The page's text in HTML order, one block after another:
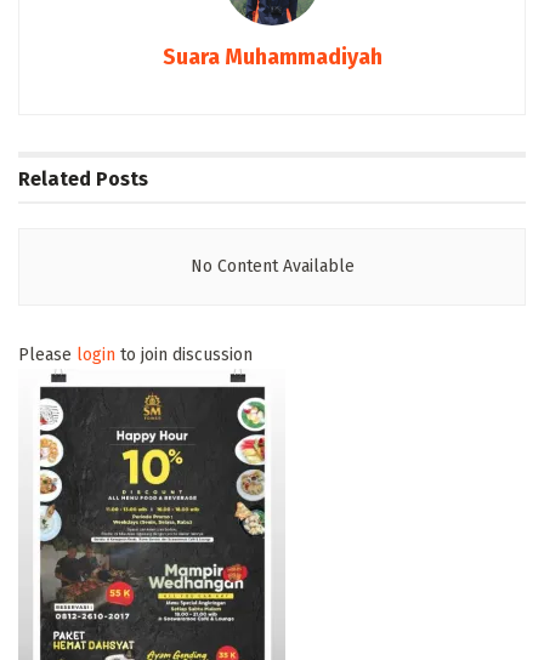
Suara Muhammadiyah
Related Posts
No Content Available
Please login to join discussion